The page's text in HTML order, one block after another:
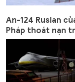
An-124 Ruslan
Pháp thoát nạn